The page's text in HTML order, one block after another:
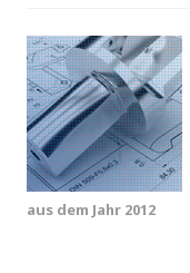
aus dem Jahr 2012